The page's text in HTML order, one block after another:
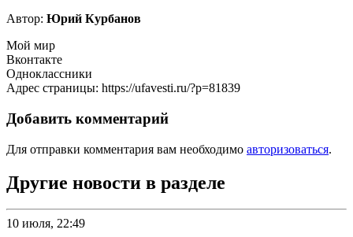
Автор: Юрий Курбанов
Мой мир
Вконтакте
Одноклассники
Адрес страницы: https://ufavesti.ru/?p=81839
Добавить комментарий
Для отправки комментария вам необходимо авторизоваться.
Другие новости в разделе
10 июля, 22:49